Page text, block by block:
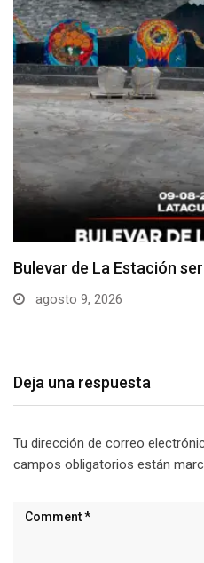
Adoquines levantados
dos vías de…
Deja una respuesta
Tu dirección de correo
campos obligatorios están